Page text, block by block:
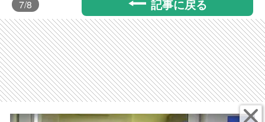
7/8 記事に戻る